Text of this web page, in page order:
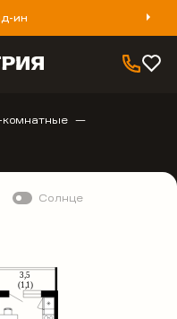
ин
93
комнатные
Солнце